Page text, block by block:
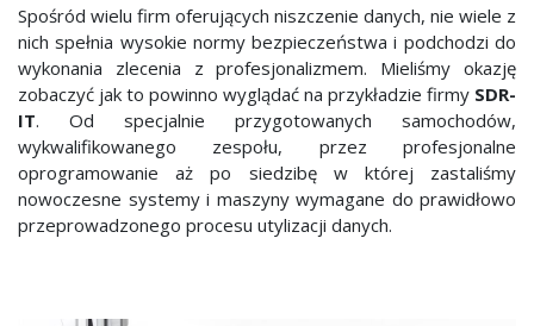
Spośród wielu firm oferujących niszczenie danych, nie wiele z
nich spełnia wysokie normy bezpieczeństwa i podchodzi do
wykonania zlecenia z profesjonalizmem. Mieliśmy okazję
zobaczyć jak to powinno wyglądać na przykładzie firmy SDR-
IT. Od specjalnie przygotowanych samochodów,
wykwalifikowanego zespołu, przez profesjonalne
oprogramowanie aż po siedzibę w której zastaliśmy
nowoczesne systemy i maszyny wymagane do prawidłowo
przeprowadzonego procesu utylizacji danych.